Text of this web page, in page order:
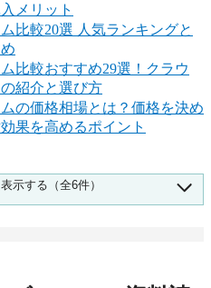
メリット
比較20選 人気ランキングと
比較おすすめ29選！クラウ
紹介と選び方
の価格相場とは？価格を決め
果を高めるポイント
理システム11選をタイプ別に
選び方、導入メリット
示する（全6件）